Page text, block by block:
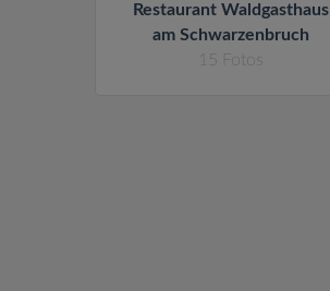
Restaurant Waldgasthaus
am Schwarzenbruch
15
Fotos